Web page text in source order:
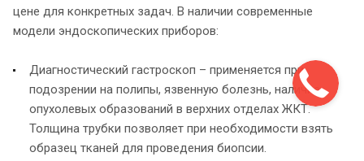
цене для конкретных задач. В наличии современные
модели эндоскопических приборов:
Диагностический гастроскоп – применяется при
подозрении на полипы, язвенную болезнь, наличие
опухолевых образований в верхних отделах ЖКТ.
Толщина трубки позволяет при необходимости взять
образец тканей для проведения биопсии.